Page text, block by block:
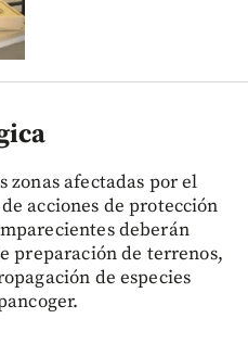
zonas afectadas por el
acciones de protección
deberán
preparación de terrenos,
de especies